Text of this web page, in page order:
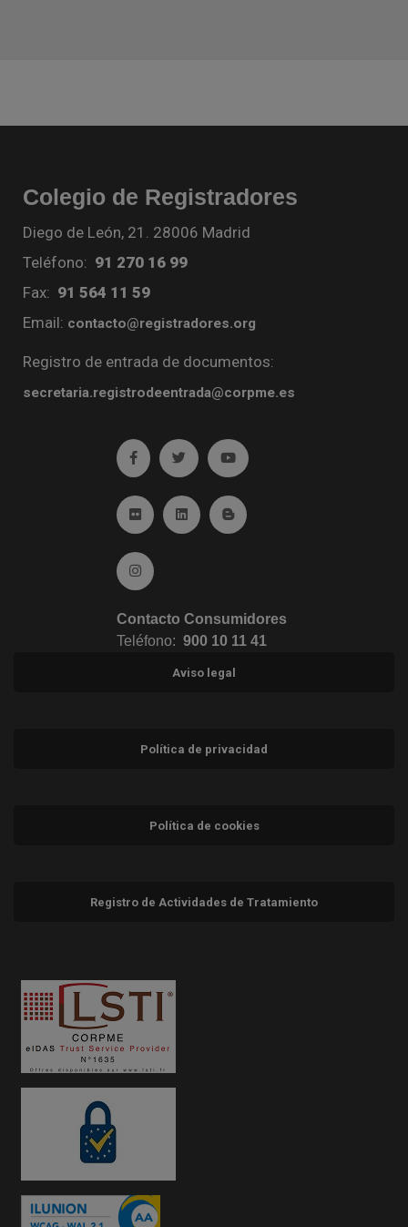
Colegio de Registradores
Diego de León, 21. 28006 Madrid
Teléfono: 91 270 16 99
Fax: 91 564 11 59
Email: contacto@registradores.org
Registro de entrada de documentos:
secretaria.registrodeentrada@corpme.es
Ir a facebook (abre en ventana nueva)
Ir a twitter (abre en ventana nueva)
Ir a YouTube (abre en
Ir a Flickr (abre en ventana nueva)
Ir a Linkedin (abre en ventana nueva)
Ir al Blog (abre en ventana
Ir a Instagram (abre en ventana nueva)
Contacto Consumidores
Teléfono: 900 10 11 41
Aviso legal
Política de privacidad
Política de cookies
Registro de Actividades de Tratamiento